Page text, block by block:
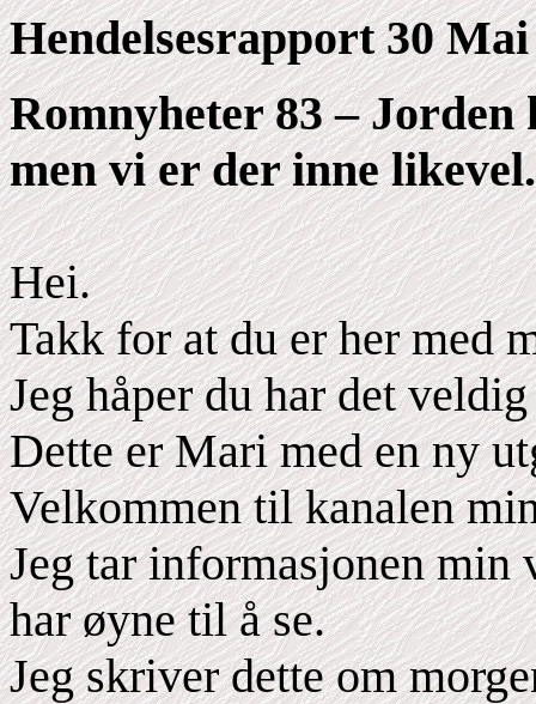
Hendelsesrapport 30 Mai
Romnyheter 83 –
men vi er der inne likevel.
Hei.
Takk for at du er her med
Jeg håper du har det
Dette er Mari med en ny
Velkommen til kanalen
Jeg tar informasjonen
har øyne til å se.
Jeg skriver dette om